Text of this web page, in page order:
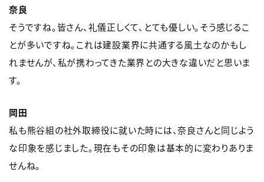
奈良
そうですね。皆さん、礼儀正しくて、とても優しい。そう感じるこ
とが多いですね。これは建設業界に共通する風土なのかもし
れませんが、私が携わってきた業界との大きな違いだと思いま
す。
岡田
私も熊谷組の社外取締役に就いた時には、奈良さんと同じよう
な印象を感じました。現在もその印象は基本的に変わりありま
せんね。